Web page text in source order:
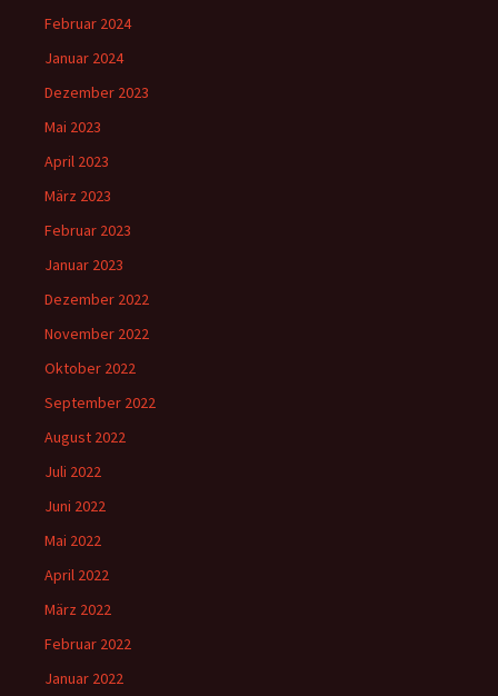
Februar 2024
Januar 2024
Dezember 2023
Mai 2023
April 2023
März 2023
Februar 2023
Januar 2023
Dezember 2022
November 2022
Oktober 2022
September 2022
August 2022
Juli 2022
Juni 2022
Mai 2022
April 2022
März 2022
Februar 2022
Januar 2022